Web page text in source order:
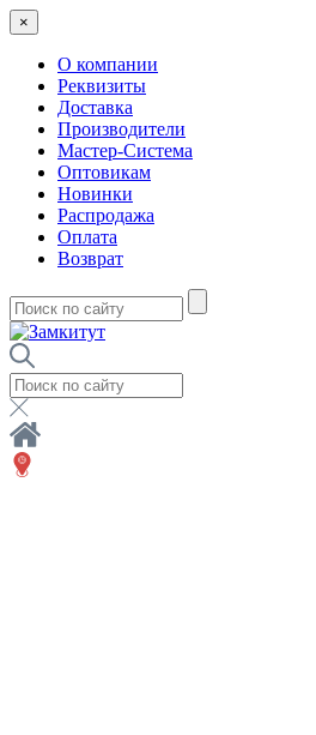
×
О компании
Реквизиты
Доставка
Производители
Мастер-Система
Оптовикам
Новинки
Распродажа
Оплата
Возврат